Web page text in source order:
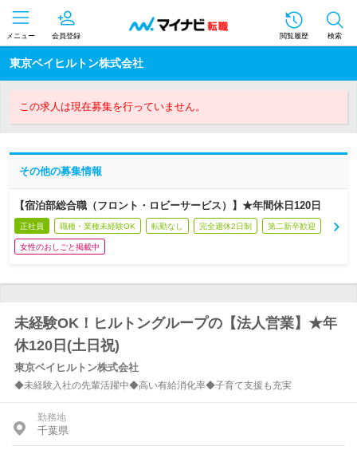
メニュー 会員登録 閲覧履歴 検索
東京ベイヒルトン株式会社
この求人は現在募集を行っていません。
その他の募集情報
【宿泊部総合職（フロント・ロビーサービス）】★年間休日120日
正社員 職種・業種未経験OK 転勤なし 完全週休2日制 第二新卒歓迎
女性のおしごと掲載中
未経験OK！ヒルトングループの【法人営業】★年
休120日(土日祝)
東京ベイヒルトン株式会社
◆未経験入社の先輩活躍中◆高い有給消化率◆子育て支援も充実
勤務地
千葉県